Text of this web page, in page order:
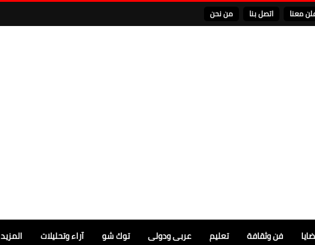
معنا اتصل بنا من نحن
فن وثقافة تعليم عربى ودولى توك شو آراء وتحليلات المزيد